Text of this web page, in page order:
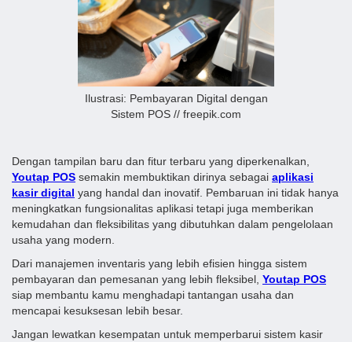
Ilustrasi: Pembayaran Digital dengan
Sistem POS // freepik.com
Dengan tampilan baru dan fitur terbaru yang diperkenalkan,
Youtap POS semakin membuktikan dirinya sebagai aplikasi
kasir digital yang handal dan inovatif. Pembaruan ini tidak hanya
meningkatkan fungsionalitas aplikasi tetapi juga memberikan
kemudahan dan fleksibilitas yang dibutuhkan dalam pengelolaan
usaha yang modern.
Dari manajemen inventaris yang lebih efisien hingga sistem
pembayaran dan pemesanan yang lebih fleksibel, Youtap POS
siap membantu kamu menghadapi tantangan usaha dan
mencapai kesuksesan lebih besar.
Jangan lewatkan kesempatan untuk memperbarui sistem kasir